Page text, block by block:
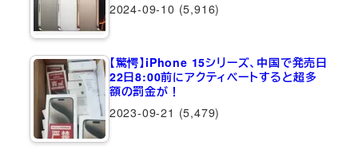
2024-09-10 (5,916)
【驚愕】iPhone 15シリーズ、中国で発売日
22日8:00前にアクティベートすると超多
額の罰金が！
2023-09-21 (5,479)